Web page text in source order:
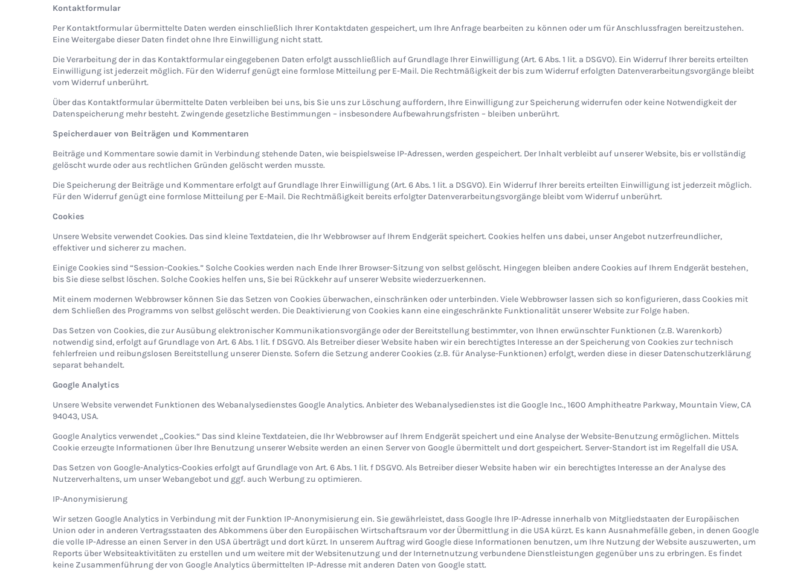
Kontaktformular
Per Kontaktformular übermittelte Daten werden einschließlich Ihrer Kontaktdaten gespeichert, um Ihre Anfrage bearbeiten zu können oder um für Anschlussfragen bereitzustehen.
Eine Weitergabe dieser Daten findet ohne Ihre Einwilligung nicht statt.
Die Verarbeitung der in das Kontaktformular eingegebenen Daten erfolgt ausschließlich auf Grundlage Ihrer Einwilligung (Art. 6 Abs. 1 lit. a DSGVO). Ein Widerruf Ihrer bereits erteilten
Einwilligung ist jederzeit möglich. Für den Widerruf genügt eine formlose Mitteilung per E-Mail. Die Rechtmäßigkeit der bis zum Widerruf erfolgten Datenverarbeitungsvorgänge bleibt
vom Widerruf unberührt.
Über das Kontaktformular übermittelte Daten verbleiben bei uns, bis Sie uns zur Löschung auffordern, Ihre Einwilligung zur Speicherung widerrufen oder keine Notwendigkeit der
Datenspeicherung mehr besteht. Zwingende gesetzliche Bestimmungen – insbesondere Aufbewahrungsfristen – bleiben unberührt.
Speicherdauer von Beiträgen und Kommentaren
Beiträge und Kommentare sowie damit in Verbindung stehende Daten, wie beispielsweise IP-Adressen, werden gespeichert. Der Inhalt verbleibt auf unserer Website, bis er vollständig
gelöscht wurde oder aus rechtlichen Gründen gelöscht werden musste.
Die Speicherung der Beiträge und Kommentare erfolgt auf Grundlage Ihrer Einwilligung (Art. 6 Abs. 1 lit. a DSGVO). Ein Widerruf Ihrer bereits erteilten Einwilligung ist jederzeit möglich.
Für den Widerruf genügt eine formlose Mitteilung per E-Mail. Die Rechtmäßigkeit bereits erfolgter Datenverarbeitungsvorgänge bleibt vom Widerruf unberührt.
Cookies
Unsere Website verwendet Cookies. Das sind kleine Textdateien, die Ihr Webbrowser auf Ihrem Endgerät speichert. Cookies helfen uns dabei, unser Angebot nutzerfreundlicher,
effektiver und sicherer zu machen.
Einige Cookies sind “Session-Cookies.” Solche Cookies werden nach Ende Ihrer Browser-Sitzung von selbst gelöscht. Hingegen bleiben andere Cookies auf Ihrem Endgerät bestehen,
bis Sie diese selbst löschen. Solche Cookies helfen uns, Sie bei Rückkehr auf unserer Website wiederzuerkennen.
Mit einem modernen Webbrowser können Sie das Setzen von Cookies überwachen, einschränken oder unterbinden. Viele Webbrowser lassen sich so konfigurieren, dass Cookies mit
dem Schließen des Programms von selbst gelöscht werden. Die Deaktivierung von Cookies kann eine eingeschränkte Funktionalität unserer Website zur Folge haben.
Das Setzen von Cookies, die zur Ausübung elektronischer Kommunikationsvorgänge oder der Bereitstellung bestimmter, von Ihnen erwünschter Funktionen (z.B. Warenkorb)
notwendig sind, erfolgt auf Grundlage von Art. 6 Abs. 1 lit. f DSGVO. Als Betreiber dieser Website haben wir ein berechtigtes Interesse an der Speicherung von Cookies zur technisch
fehlerfreien und reibungslosen Bereitstellung unserer Dienste. Sofern die Setzung anderer Cookies (z.B. für Analyse-Funktionen) erfolgt, werden diese in dieser Datenschutzerklärung
separat behandelt.
Google Analytics
Unsere Website verwendet Funktionen des Webanalysedienstes Google Analytics. Anbieter des Webanalysedienstes ist die Google Inc., 1600 Amphitheatre Parkway, Mountain View, CA
94043, USA.
Google Analytics verwendet „Cookies.“ Das sind kleine Textdateien, die Ihr Webbrowser auf Ihrem Endgerät speichert und eine Analyse der Website-Benutzung ermöglichen. Mittels
Cookie erzeugte Informationen über Ihre Benutzung unserer Website werden an einen Server von Google übermittelt und dort gespeichert. Server-Standort ist im Regelfall die USA.
Das Setzen von Google-Analytics-Cookies erfolgt auf Grundlage von Art. 6 Abs. 1 lit. f DSGVO. Als Betreiber dieser Website haben wir ein berechtigtes Interesse an der Analyse des
Nutzerverhaltens, um unser Webangebot und ggf. auch Werbung zu optimieren.
IP-Anonymisierung
Wir setzen Google Analytics in Verbindung mit der Funktion IP-Anonymisierung ein. Sie gewährleistet, dass Google Ihre IP-Adresse innerhalb von Mitgliedstaaten der Europäischen
Union oder in anderen Vertragsstaaten des Abkommens über den Europäischen Wirtschaftsraum vor der Übermittlung in die USA kürzt. Es kann Ausnahmefälle geben, in denen Google
die volle IP-Adresse an einen Server in den USA überträgt und dort kürzt. In unserem Auftrag wird Google diese Informationen benutzen, um Ihre Nutzung der Website auszuwerten, um
Reports über Websiteaktivitäten zu erstellen und um weitere mit der Websitenutzung und der Internetnutzung verbundene Dienstleistungen gegenüber uns zu erbringen. Es findet
keine Zusammenführung der von Google Analytics übermittelten IP-Adresse mit anderen Daten von Google statt.